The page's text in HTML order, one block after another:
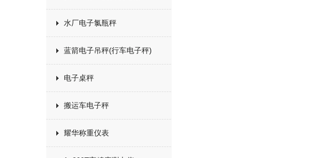
水厂电子氯瓶秤
蓝箭电子吊秤(行车电子秤)
电子桌秤
搬运车电子秤
耀华称重仪表